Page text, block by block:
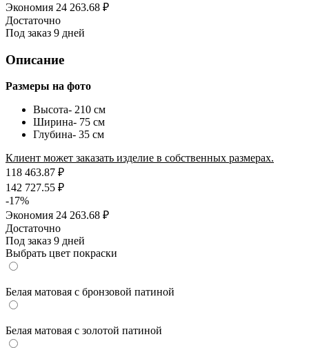
Экономия 24 263.68 ₽
Достаточно
Под заказ 9 дней
Описание
Размеры на фото
Высота- 210 см
Ширина- 75 см
Глубина- 35 см
Клиент может заказать изделие в собственных размерах.
118 463.87 ₽
142 727.55 ₽
-17%
Экономия 24 263.68 ₽
Достаточно
Под заказ 9 дней
Выбрать цвет покраски
Белая матовая с бронзовой патиной
Белая матовая с золотой патиной